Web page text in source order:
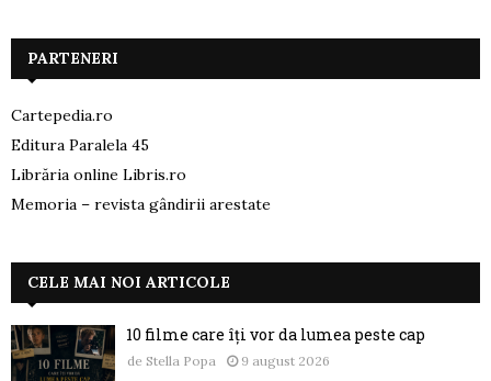
PARTENERI
Cartepedia.ro
Editura Paralela 45
Librăria online Libris.ro
Memoria – revista gândirii arestate
CELE MAI NOI ARTICOLE
10 filme care îți vor da lumea peste cap
de Stella Popa 9 august 2026